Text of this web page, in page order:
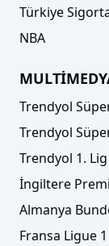
Türkiye
NBA
Trendyol
Trendyol
Trendyol 1.
İngiltere
Almanya
Fransa Ligue